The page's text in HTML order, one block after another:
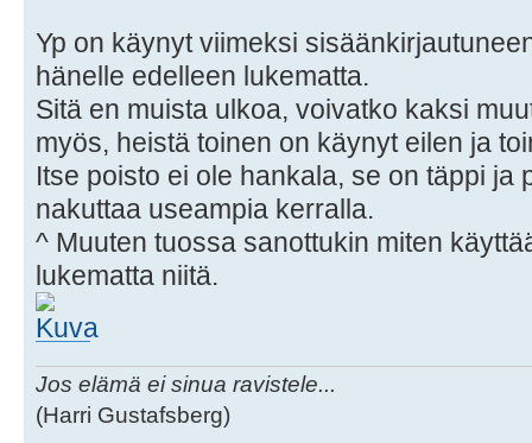
Yp on käynyt viimeksi
hänelle edelleen lukematta.
Sitä en muista ulkoa, voivatko kaksi
myös, heistä toinen on käynyt eilen ja
Itse poisto ei ole hankala, se on täppi ja
nakuttaa useampia kerralla.
^ Muuten tuossa sanottukin miten
lukematta niitä.
Jos elämä ei sinua ravistele...
(Harri Gustafsberg)